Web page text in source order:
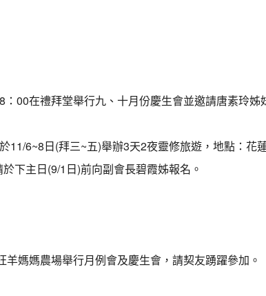
：00在禮拜堂舉行九、十月份慶生會並邀請唐素玲姊
11/6~8日(拜三~五)舉辦3天2夜靈修旅遊，地點：
下主日(9/1日)前向副會長碧霞姊報名。
羊媽媽農場舉行月例會及慶生會，請契友踴躍參加。